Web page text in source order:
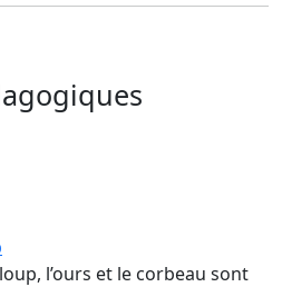
l’ours et le corbeau sont